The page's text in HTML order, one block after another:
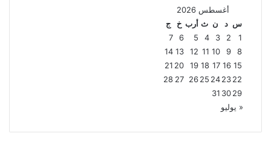
أغسطس 2026
س د ن ث أرب خ
ج
1
2
3
4
5
6
7
8
9
10
11
12
13
14
15
16
17
18
19
20
21
22
23
24
25
26
27
28
29
30
31
« يوليو